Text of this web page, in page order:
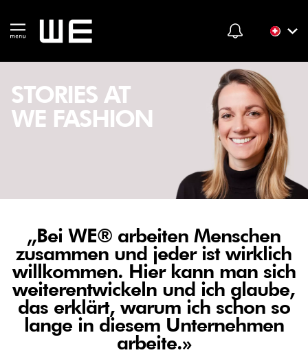
STORIES AT
WE FASHION
„Bei WE® arbeiten Menschen
zusammen und jeder ist wirklich
willkommen. Hier kann man sich
weiterentwickeln und ich glaube,
das erklärt, warum ich schon so
lange in diesem Unternehmen
arbeite.»